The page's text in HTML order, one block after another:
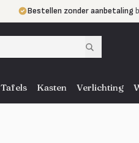
Bestellen zonder aanbetaling
Eigen bezorgdienst door heel
Tafels Kasten Verlichting